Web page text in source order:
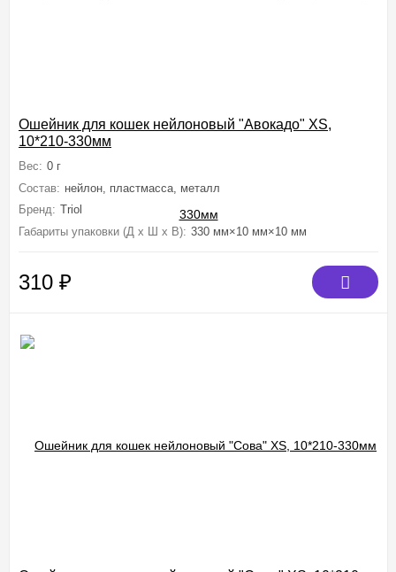
Ошейник для кошек нейлоновый "Авокадо" XS,
10*210-330мм
Вес: 0 г
Состав: нейлон, пластмасса, металл
Бренд: Triol
Габариты упаковки (Д х Ш х В): 330 мм×10 мм×10 мм
310 ₽